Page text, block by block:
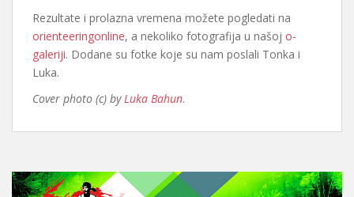
Rezultate i prolazna vremena možete pogledati na
orienteeringonline, a nekoliko fotografija u našoj o-
galeriji. Dodane su fotke koje su nam poslali Tonka i
Luka.
Cover photo (c) byLuka Bahun.